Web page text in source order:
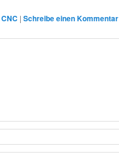
CNC | Schreibe einen Kommentar